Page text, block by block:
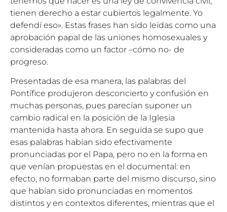
tienen derecho a estar cubiertos legalmente. Yo
defendí eso». Estas frases han sido leídas como una
aprobación papal de las uniones homosexuales y
consideradas como un factor –cómo no- de
progreso.
Presentadas de esa manera, las palabras del
Pontífice produjeron desconcierto y confusión en
muchas personas, pues parecían suponer un
cambio radical en la posición de la Iglesia
mantenida hasta ahora. En seguida se supo que
esas palabras habían sido efectivamente
pronunciadas por el Papa, pero no en la forma en
que venían propuestas en el documental: en
efecto, no formaban parte del mismo discurso, sino
que habían sido pronunciadas en momentos
distintos y en contextos diferentes, mientras que el